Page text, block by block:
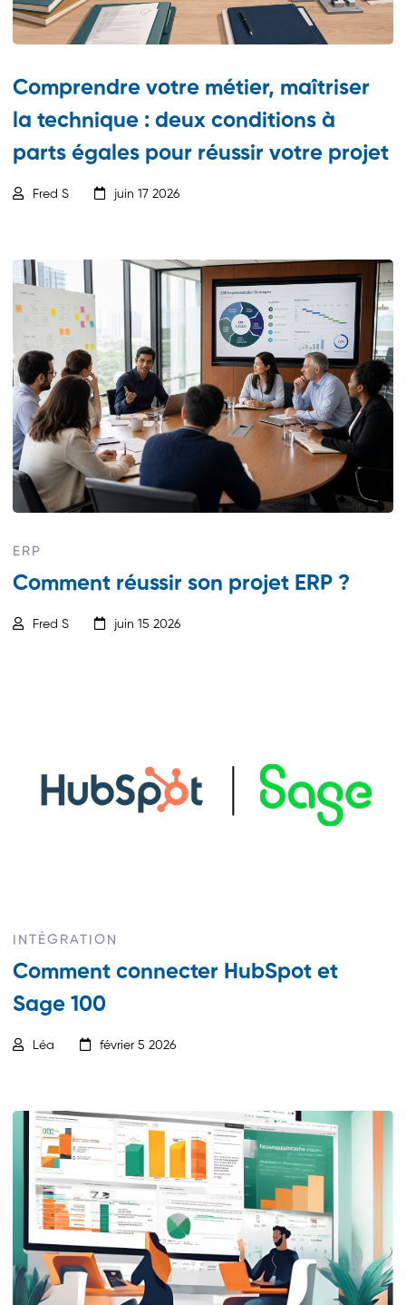
Comprendre votre métier, maîtriser
la technique : deux conditions à
parts égales pour réussir votre projet
Fred S juin 17 2026
ERP
Comment réussir son projet ERP ?
Fred S juin 15 2026
INTÉGRATION
Comment connecter HubSpot et
Sage 100
Léa février 5 2026